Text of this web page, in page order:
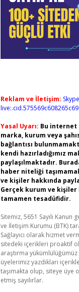
Reklam ve İletişim:
live:.cid.575569c608265c69
Yasal Uyarı: Bu internet
marka, kurum veya
bağlantısı
kendi hazırladığımız
paylaşılmaktadır.
haber niteliği
ve kişiler hakkında
Gerçek kurum ve
tamamen tesadüfidir.
Sitemiz, 5651 Sayılı
ve İletişim Kurumu (BTK)
Sağlayıcı olarak hizmet
sitedeki içerikleri proaktif
araştırma
üyelerimiz yazdıkları
taşımakta olup, siteye üye
etmiş sayılırlar.